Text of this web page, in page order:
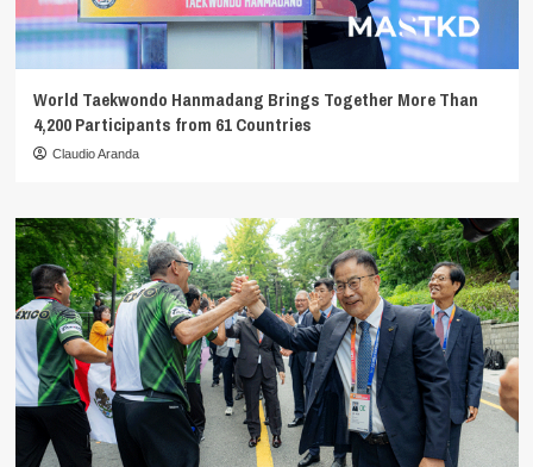
World Taekwondo Hanmadang Brings Together More Than
4,200 Participants from 61 Countries
Claudio Aranda